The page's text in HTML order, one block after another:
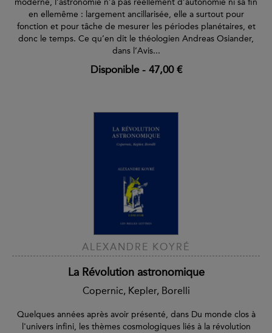
en ellemême : largement ancillarisée, elle a surtout pour
fonction et pour tâche de mesurer les périodes planétaires, et
donc le temps. Ce qu’en dit le théologien Andreas Osiander,
dans l’Avis...
Disponible- 47,00 €
ALEXANDRE KOYRÉ
La Révolution astronomique
Copernic, Kepler, Borelli
Quelques années après avoir présenté, dans Du monde clos à
l'univers infini, les thèmes cosmologiques liés à la révolution